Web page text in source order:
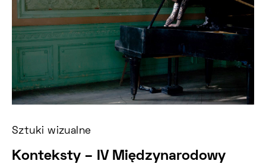
Sztuki wizualne
Konteksty – IV Międzynarodowy